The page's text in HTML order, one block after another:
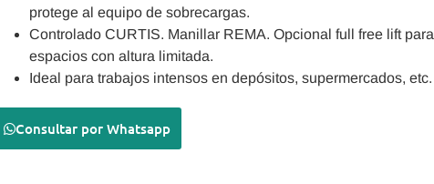
protege al equipo de sobrecargas.
Controlado CURTIS. Manillar REMA. Opcional full free lift para
espacios con altura limitada.
Ideal para trabajos intensos en depósitos, supermercados, etc.
Consultar por Whatsapp